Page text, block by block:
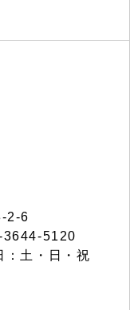
2-6
5120
土・日・祝